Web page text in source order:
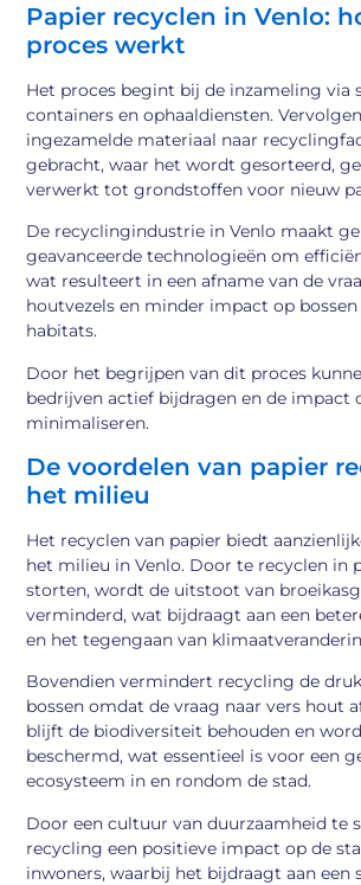
Papier recyclen in Venlo:
proces werkt
Het proces begint bij de inzameling via
containers en ophaaldiensten.
ingezamelde materiaal naar
gebracht, waar het wordt gesorteerd,
verwerkt tot grondstoffen voor nieuw
De recyclingindustrie in Venlo maakt
geavanceerde technologieën om
wat resulteert in een afname van de
houtvezels en minder impact op
habitats.
Door het begrijpen van dit proces
bedrijven actief bijdragen en de impact
minimaliseren.
De voordelen van papier
het milieu
Het recyclen van papier biedt
het milieu in Venlo. Door te recyclen in
storten, wordt de uitstoot van
verminderd, wat bijdraagt aan een
en het tegengaan van
Bovendien vermindert recycling de
bossen omdat de vraag naar vers hout
blijft de biodiversiteit behouden en
beschermd, wat essentieel is voor een
ecosysteem in en rondom de stad.
Door een cultuur van duurzaamheid te
recycling een positieve impact op de
inwoners, waarbij het bijdraagt aan een